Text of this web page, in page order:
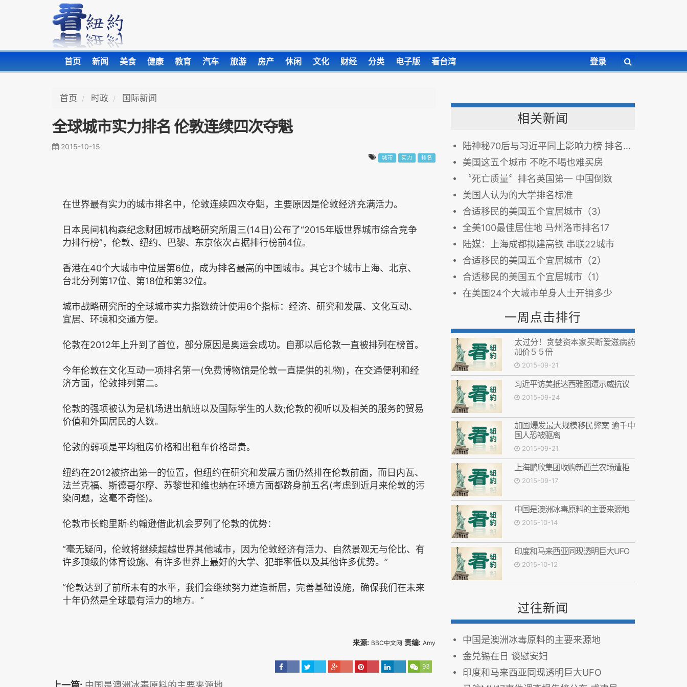
首页 新闻 美食 健康 教育 汽车 旅游 房产 休闲 文化 财经 分类 电子版 看台湾 登录
首页 时政 国际新闻
全球城市实力排名 伦敦连续四次夺魁
2015-10-15
城市 实力 排名
在世界最有实力的城市排名中，伦敦连续四次夺魁，主要原因是伦敦经济充满活力。
日本民间机构森纪念财团城市战略研究所周三(14日)公布了“2015年版世界城市综合竞争
力排行榜”，伦敦、纽约、巴黎、东京依次占据排行榜前4位。
香港在40个大城市中位居第6位，成为排名最高的中国城市。其它3个城市上海、北京、
台北分列第17位、第18位和第32位。
城市战略研究所的全球城市实力指数统计使用6个指标：经济、研究和发展、文化互动、
宜居、环境和交通方便。
伦敦在2012年上升到了首位，部分原因是奥运会成功。自那以后伦敦一直被排列在榜首。
今年伦敦在文化互动一项排名第一(免费博物馆是伦敦一直提供的礼物)，在交通便利和经
济方面，伦敦排列第二。
伦敦的强项被认为是机场进出航班以及国际学生的人数;伦敦的视听以及相关的服务的贸易
价值和外国居民的人数。
伦敦的弱项是平均租房价格和出租车价格昂贵。
纽约在2012被挤出第一的位置，但纽约在研究和发展方面仍然排在伦敦前面，而日内瓦、
法兰克福、斯德哥尔摩、苏黎世和维也纳在环境方面都跻身前五名(考虑到近月来伦敦的污
染问题，这毫不奇怪)。
伦敦市长鲍里斯·约翰逊借此机会罗列了伦敦的优势：
“毫无疑问，伦敦将继续超越世界其他城市，因为伦敦经济有活力、自然景观无与伦比、有
许多顶级的体育设施、有许多世界上最好的大学、犯罪率低以及其他许多优势。”
“伦敦达到了前所未有的水平，我们会继续努力建造新居，完善基础设施，确保我们在未来
十年仍然是全球最有活力的地方。”
来源: BBC中文网 责编: Amy
93
相关新闻
陆神秘70后与习近平同上影响力榜 排名超王岐山
美国这五个城市 不吃不喝也难买房
〝死亡质量〞排名英国第一 中国倒数
美国人认为的大学排名标准
合适移民的美国五个宜居城市（3）
全美100最佳居住地 马州洛市排名17
陆媒：上海成都拟建高铁 串联22城市
合适移民的美国五个宜居城市（2）
合适移民的美国五个宜居城市（1）
在美国24个大城市单身人士开销多少
一周点击排行
太过分！贪婪资本家买断爱滋病药
加价５５倍
2015-09-21
习近平访美抵达西雅图遭示威抗议
2015-09-24
加国爆发最大规模移民弊案 逾千中
国人恐被驱离
2015-09-21
上海鹏欣集团收购新西兰农场遭拒
2015-09-17
中国是澳洲冰毒原料的主要来源地
2015-10-14
印度和马来西亚同现透明巨大UFO
2015-10-12
过往新闻
中国是澳洲冰毒原料的主要来源地
金兑锡在日 谈慰安妇
印度和马来西亚同现透明巨大UFO